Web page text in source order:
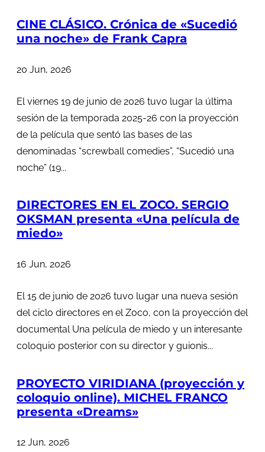
CINE CLÁSICO. Crónica de «Sucedió
una noche» de Frank Capra
20 Jun, 2026
El viernes 19 de junio de 2026 tuvo lugar la última
sesión de la temporada 2025-26 con la proyección
de la película que sentó las bases de las
denominadas “screwball comedies”, “Sucedió una
noche” (19...
DIRECTORES EN EL ZOCO. SERGIO
OKSMAN presenta «Una película de
miedo»
16 Jun, 2026
El 15 de junio de 2026 tuvo lugar una nueva sesión
del ciclo directores en el Zoco, con la proyección del
documental Una película de miedo y un interesante
coloquio posterior con su director y guionis...
PROYECTO VIRIDIANA (proyección y
coloquio online). MICHEL FRANCO
presenta «Dreams»
12 Jun, 2026